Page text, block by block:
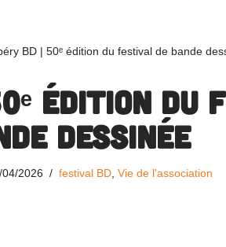
BD | 50ᵉ édition du festival de bande
édition
dessinée
04/2026 festival BD Vie de l'association